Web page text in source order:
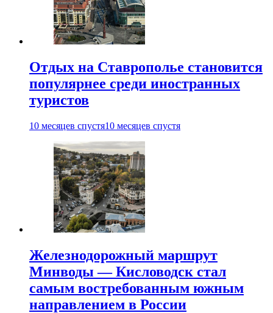
Отдых на Ставрополье становится
популярнее среди иностранных
туристов
10 месяцев спустя10 месяцев спустя
Железнодорожный маршрут
Минводы — Кисловодск стал
самым востребованным южным
направлением в России